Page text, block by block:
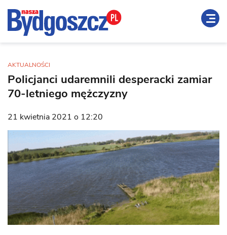
AKTUALNOŚCI
Policjanci udaremnili desperacki zamiar
70-letniego mężczyzny
21 kwietnia 2021 o 12:20